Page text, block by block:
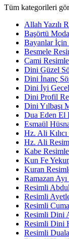
Tüm kategorileri
Allah Yazılı
Başörtü
Bayanlar İçin
Besmele
Cami
Dini Güzel
Dini İnanç
Dini İyi
Dini Profil
Dini Yılbaşı
Dua Eden El
Esmaül
Hz. Ali
Hz. Ali
Kabe
Kun Fe
Kuran
Ramazan
Resimli
Resimli
Resimli
Resimli Dini
Resimli Dini
Resimli